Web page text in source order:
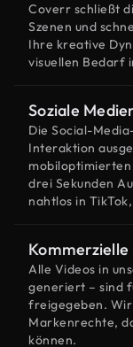
Coverr schließt
Szenen und
Ihre kreative
visuellen Bedarf
Soziale
Die Social-
Interaktion
drei Sekunden
nahtlos in
Alle Videos in
generiert – sind
freigegeben.
Markenrechte,
können.